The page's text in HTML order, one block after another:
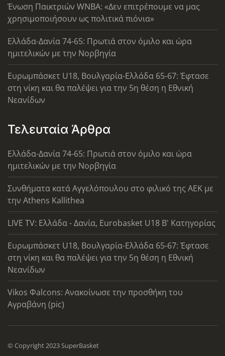
Ένωση Παικτριών WNBA: «Δεν επιτρέπουμε να μας
χρησιμοποιήσουν ως πολιτικά πιόνια»
Ελλάδα-Δανία 74-65: Πρωτιά στον όμιλο και ώρα
ημιτελικών με την Νορβηγία
Ευρωμπάσκετ U18, Βουλγαρία-Ελλάδα 65-67: Έφτασε
στη νίκη και θα παλέψει για την 5η θέση η Εθνική
Νεανίδων
Τελευταία Άρθρα
Ελλάδα-Δανία 74-65: Πρωτιά στον όμιλο και ώρα
ημιτελικών με την Νορβηγία
Συνθήματα κατά Αγγελόπουλου στο φιλικό της ΑΕΚ με
την Athens Kallithea
LIVE TV: Ελλάδα - Δανία, Eurobasket U18 Β' Κατηγορίας
Ευρωμπάσκετ U18, Βουλγαρία-Ελλάδα 65-67: Έφτασε
στη νίκη και θα παλέψει για την 5η θέση η Εθνική
Νεανίδων
Vikos Φalcons: Ανακοίνωσε την προσθήκη του
Αγραβάνη (pic)
© Copyright 2023 SuperBasket